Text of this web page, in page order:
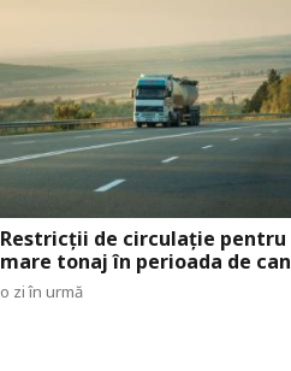
Restricții de circulație pentru
mare tonaj în perioada de
o zi în urmă